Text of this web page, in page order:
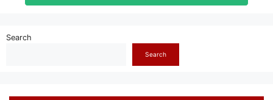
Search
Search